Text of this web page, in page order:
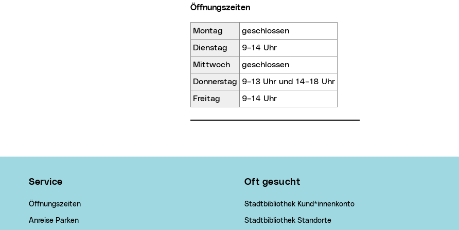
Öffnungszeiten
Montag geschlossen
Dienstag 9–14 Uhr
Mittwoch geschlossen
Donnerstag 9–13 Uhr und 14–18 Uhr
Freitag 9–14 Uhr
Service
Öffnungszeiten
Anreise Parken
Oft gesucht
Stadtbibliothek Kund*innenkonto
Stadtbibliothek Standorte